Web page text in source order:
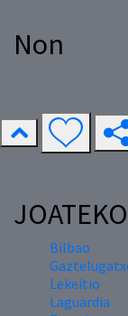
Non
Bilbao
Lekeitio
Laguardia